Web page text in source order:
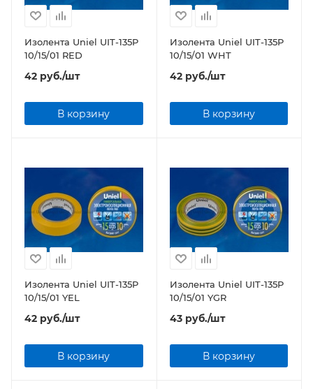
Изолента Uniel UIT-135P
10/15/01 RED
42 руб./шт
В корзину
Изолента Uniel UIT-135P
10/15/01 WHT
42руб./шт
В корзину
Изолента Uniel UIT-135P
10/15/01 YEL
42 руб./шт
В корзину
Изолента Uniel UIT-135P
10/15/01 YGR
43руб./шт
В корзину